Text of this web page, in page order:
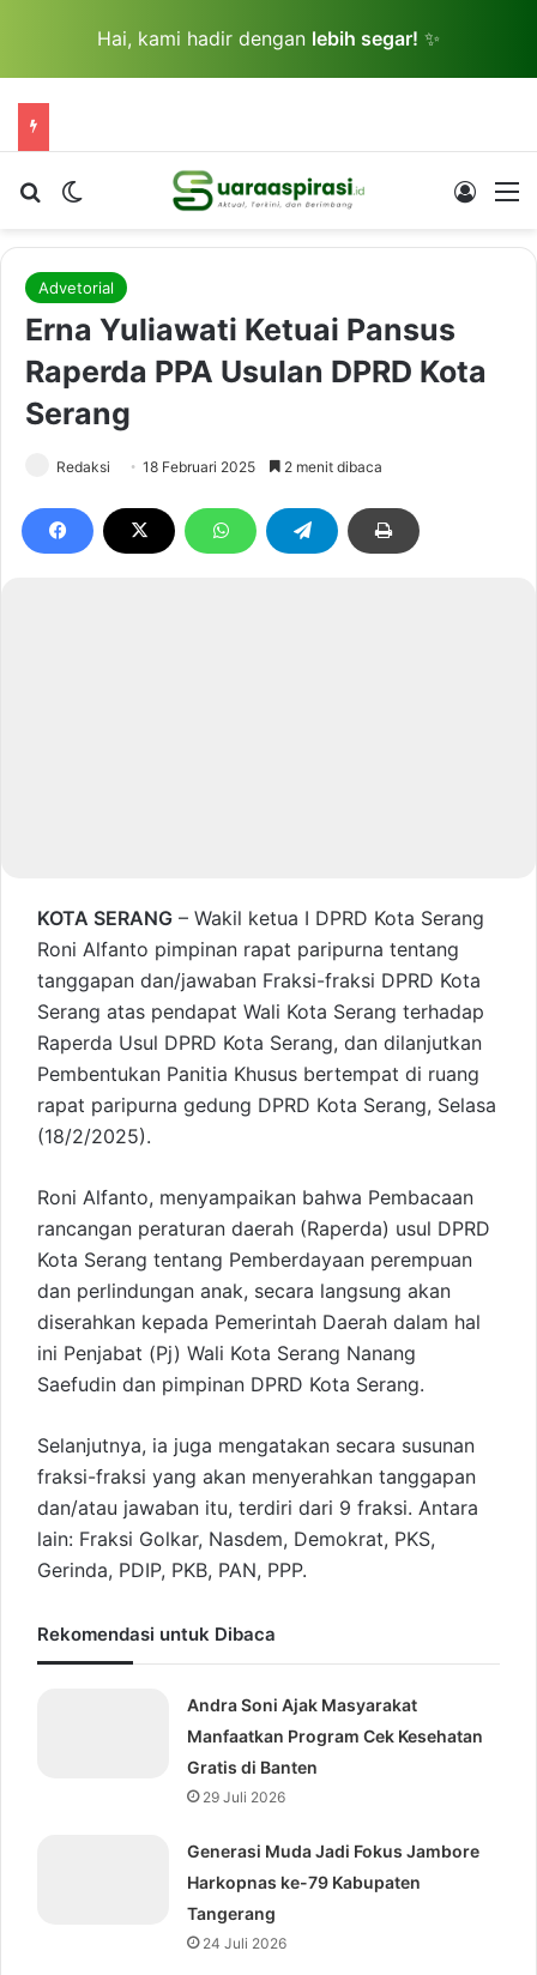
Hai, kami hadir dengan lebih segar! ✨
Cari berita...Switch skin Log In
Advetorial
Erna Yuliawati Ketuai Pansus
Raperda PPA Usulan DPRD Kota
Serang
Redaksi 18 Februari 2025 2 menit dibaca
KOTA SERANG – Wakil ketua I DPRD Kota Serang
Roni Alfanto pimpinan rapat paripurna tentang
tanggapan dan/jawaban Fraksi-fraksi DPRD Kota
Serang atas pendapat Wali Kota Serang terhadap
Raperda Usul DPRD Kota Serang, dan dilanjutkan
Pembentukan Panitia Khusus bertempat di ruang
rapat paripurna gedung DPRD Kota Serang, Selasa
(18/2/2025).
Roni Alfanto, menyampaikan bahwa Pembacaan
rancangan peraturan daerah (Raperda) usul DPRD
Kota Serang tentang Pemberdayaan perempuan
dan perlindungan anak, secara langsung akan
diserahkan kepada Pemerintah Daerah dalam hal
ini Penjabat (Pj) Wali Kota Serang Nanang
Saefudin dan pimpinan DPRD Kota Serang.
Selanjutnya, ia juga mengatakan secara susunan
fraksi-fraksi yang akan menyerahkan tanggapan
dan/atau jawaban itu, terdiri dari 9 fraksi. Antara
lain: Fraksi Golkar, Nasdem, Demokrat, PKS,
Gerinda, PDIP, PKB, PAN, PPP.
Rekomendasi untuk Dibaca
Andra Soni Ajak Masyarakat
Manfaatkan Program Cek Kesehatan
Gratis di Banten
29 Juli 2026
Generasi Muda Jadi Fokus Jambore
Harkopnas ke-79 Kabupaten
Tangerang
24 Juli 2026